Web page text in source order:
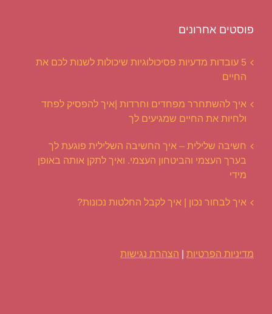
פוסטים אחרונים
5 עובדות מדעיות פסיכולוגיות שיכולות לשנות לכם את
החיים
איך להשתחרר מפחדים וחרדות |איך להפסיק לפחד
ולחיות את החיים שמגיעים לך
חשיבה שלילית – איך החשיבה השלילית פוגעת לך
בערך העצמי והביטחון העצמי. ואיך לתקן אותה באופן
מידי
איך לבחור נכון | איך לקבל החלטות נכונות?
מדיניות הפרטיות | הצהרת נגישות